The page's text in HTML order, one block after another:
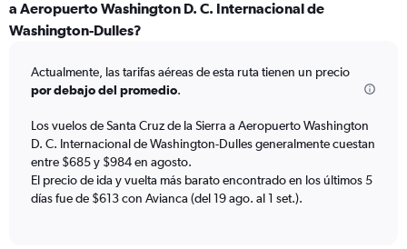
categories.
chart
has
Y
axis
displaying
values.
Range:
a Aeropuerto Washington D. C. Internacional de
Washington-Dulles?
Actualmente, las tarifas aéreas de esta ruta tienen un precio
por debajo del promedio.
Los vuelos de Santa Cruz de la Sierra a Aeropuerto Washington
D. C. Internacional de Washington-Dulles generalmente cuestan
entre $685 y $984 en agosto.
El precio de ida y vuelta más barato encontrado en los últimos 5
días fue de $613 con Avianca (del 19 ago. al 1 set.).